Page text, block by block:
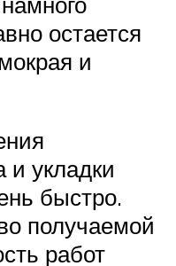
остается
и
и укладки
быстро.
получаемой
работ